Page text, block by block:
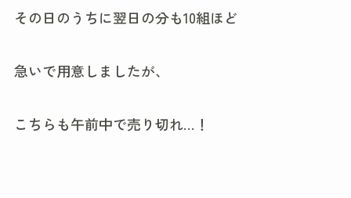
その日のうちに翌日の分も10組ほど
急いで用意しましたが、
こちらも午前中で売り切れ…！